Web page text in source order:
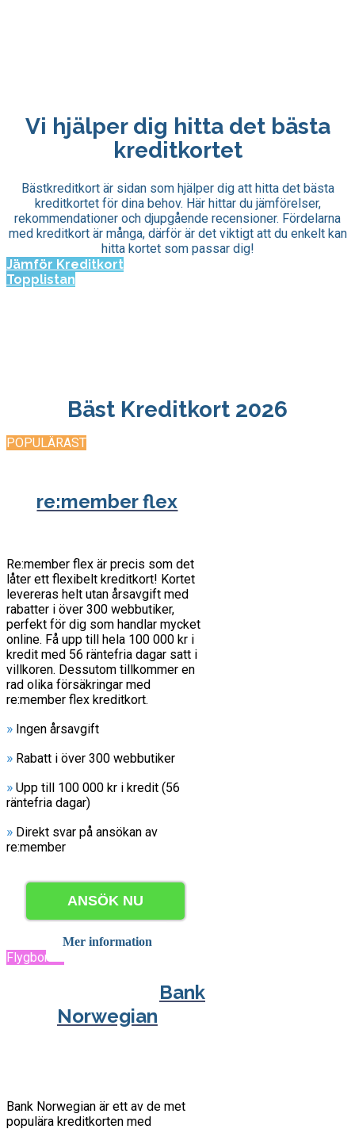
Vi hjälper dig hitta det bästa
kreditkortet
Bästkreditkort är sidan som hjälper dig att hitta det bästa
kreditkortet för dina behov. Här hittar du jämförelser,
rekommendationer och djupgående recensioner. Fördelarna
med kreditkort är många, därför är det viktigt att du enkelt kan
hitta kortet som passar dig!
Jämför Kreditkort
Topplistan
Bäst Kreditkort 2026
POPULÄRAST
re:member flex
Re:member flex är precis som det
låter ett flexibelt kreditkort! Kortet
levereras helt utan årsavgift med
rabatter i över 300 webbutiker,
perfekt för dig som handlar mycket
online. Få upp till hela 100 000 kr i
kredit med 56 räntefria dagar satt i
villkoren. Dessutom tillkommer en
rad olika försäkringar med
re:member flex kreditkort.
» Ingen årsavgift
» Rabatt i över 300 webbutiker
» Upp till 100 000 kr i kredit (56
räntefria dagar)
» Direkt svar på ansökan av
re:member
ANSÖK NU
Mer information
Flygbonus
Bank
Norwegian
Bank Norwegian är ett av de met
populära kreditkorten med